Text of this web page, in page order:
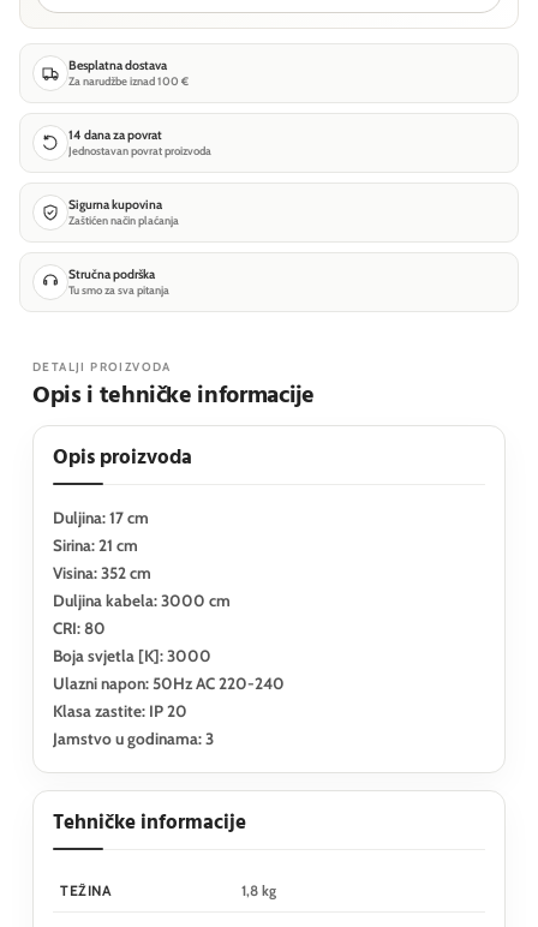
Besplatna dostava
Za narudžbe iznad 100 €
14 dana za povrat
Jednostavan povrat proizvoda
Sigurna kupovina
Zaštićen način plaćanja
Stručna podrška
Tu smo za sva pitanja
DETALJI PROIZVODA
Opis i tehničke informacije
Opis proizvoda
Duljina: 17 cm
Sirina: 21 cm
Visina: 352 cm
Duljina kabela: 3000 cm
CRI: 80
Boja svjetla [K]: 3000
Ulazni napon: 50Hz AC 220-240
Klasa zastite: IP 20
Jamstvo u godinama: 3
Tehničke informacije
TEŽINA 1,8 kg